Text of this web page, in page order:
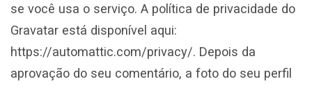
se você usa o serviço. A política de privacidade do
Gravatar está disponível aqui:
https://automattic.com/privacy/. Depois da
aprovação do seu comentário, a foto do seu perfil